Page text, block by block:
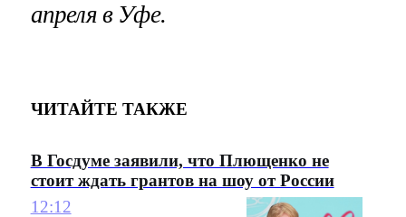
апреля в Уфе.
ЧИТАЙТЕ ТАКЖЕ
В Госдуме заявили, что Плющенко не
стоит ждать грантов на шоу от России
12:12